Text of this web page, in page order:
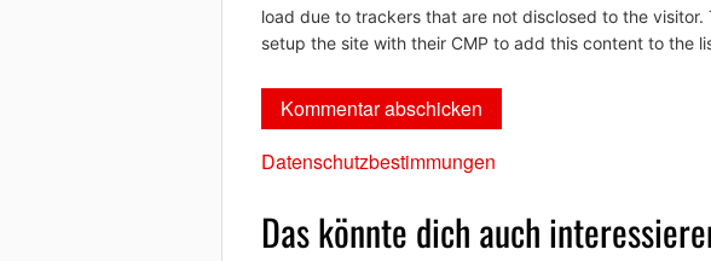
load due to trackers that are not disclosed to the visitor.
setup the site with their CMP to add this content to the
Datenschutzbestimmungen
Das könnte dich auch